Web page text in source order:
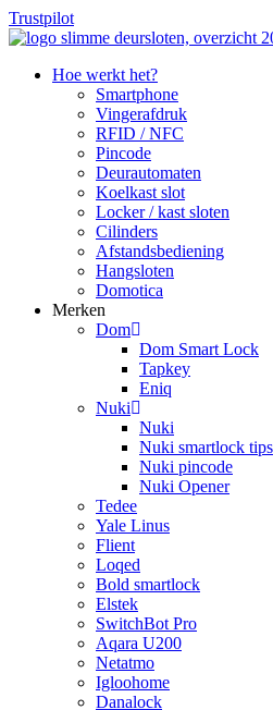
Skip
to
content
Trustpilot
search
Menu
Hoe werkt het?
Smartphone
Vingerafdruk
RFID / NFC
Pincode
Deurautomaten
Koelkast slot
Locker / kast sloten
Cilinders
Afstandsbediening
Hangsloten
Domotica
Merken
Dom
Dom Smart Lock
Tapkey
Eniq
Nuki
Nuki
Nuki smartlock tips
Nuki pincode
Nuki Opener
Tedee
Yale Linus
Flient
Loqed
Bold smartlock
Elstek
SwitchBot Pro
Aqara U200
Netatmo
Igloohome
Danalock